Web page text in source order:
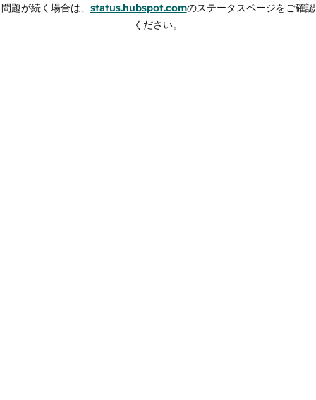
問題が続く場合は、 status.hubspot.comのステータスページをご確認
ください。